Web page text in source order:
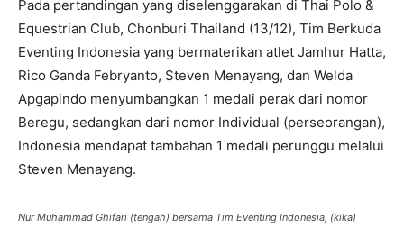
Pada pertandingan yang diselenggarakan di Thai Polo &
Equestrian Club, Chonburi Thailand (13/12), Tim Berkuda
Eventing Indonesia yang bermaterikan atlet Jamhur Hatta,
Rico Ganda Febryanto, Steven Menayang, dan Welda
Apgapindo menyumbangkan 1 medali perak dari nomor
Beregu, sedangkan dari nomor Individual (perseorangan),
Indonesia mendapat tambahan 1 medali perunggu melalui
Steven Menayang.
Nur Muhammad Ghifari (tengah) bersama Tim Eventing Indonesia, (kika)